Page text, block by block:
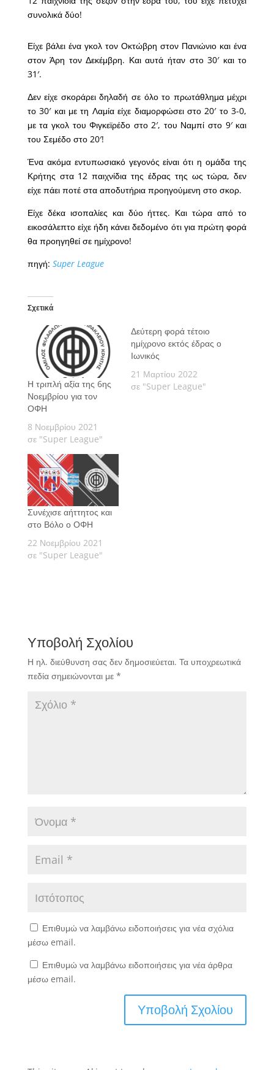
συνολικά δύο!
Είχε βάλει ένα γκολ τον Οκτώβρη στον Πανιώνιο και ένα
στον Άρη τον Δεκέμβρη. Και αυτά ήταν στο 30′ και το
31′.
Δεν είχε σκοράρει δηλαδή σε όλο το πρωτάθλημα μέχρι
το 30′ και με τη Λαμία είχε διαμορφώσει στο 20′ το 3-0,
με τα γκολ του Φιγκεϊρέδο στο 2′, του Ναμπί στο 9′ και
του Σεμέδο στο 20′!
Ένα ακόμα εντυπωσιακό γεγονός είναι ότι η ομάδα της
Κρήτης στα 12 παιχνίδια της έδρας της ως τώρα, δεν
είχε πάει ποτέ στα αποδυτήρια προηγούμενη στο σκορ.
Είχε δέκα ισοπαλίες και δύο ήττες. Και τώρα από το
εικοσάλεπτο είχε ήδη κάνει δεδομένο ότι για πρώτη φορά
θα προηγηθεί σε ημίχρονο!
πηγή: Super League
Σχετικά
Η τριπλή αξία της 6ης
Νοεμβρίου για τον
ΟΦΗ
8 Νοεμβρίου 2021
σε "Super League"
Δεύτερη φορά τέτοιο
ημίχρονο εκτός έδρας ο
Ιωνικός
21 Μαρτίου 2022
σε "Super League"
Συνέχισε αήττητος και
στο Βόλο ο ΟΦΗ
22 Νοεμβρίου 2021
σε "Super League"
Υποβολή Σχολίου
Η ηλ. διεύθυνση σας δεν δημοσιεύεται. Τα υποχρεωτικά
πεδία σημειώνονται με *
Επιθυμώ να λαμβάνω ειδοποιήσεις για νέα σχόλια
μέσω email.
Επιθυμώ να λαμβάνω ειδοποιήσεις για νέα άρθρα
μέσω email.